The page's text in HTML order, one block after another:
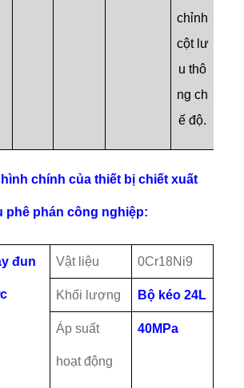
chỉnh
cột lư
u thô
ng ch
ế độ.
chính của thiết bị chiết xuất
phê phán công nghiệp:
đun Vật liệu 0Cr18Ni9
Khối lượng Bộ kéo 24L
Áp suất
hoạt động
40MPa